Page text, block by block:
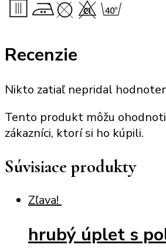
Recenzie
Nikto zatiaľ nepridal
Tento produkt môžu
zákazníci, ktorí si ho kúpili.
Súvisiace produkty
Zľava!
hrubý úplet s